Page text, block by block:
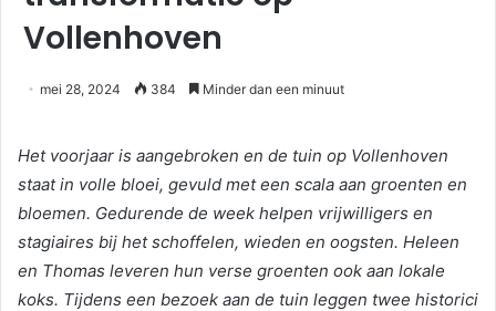
Vollenhoven
mei 28, 2024 384 Minder dan een minuut
Het voorjaar is aangebroken en de tuin op Vollenhoven
staat in volle bloei, gevuld met een scala aan groenten en
bloemen. Gedurende de week helpen vrijwilligers en
stagiaires bij het schoffelen, wieden en oogsten. Heleen
en Thomas leveren hun verse groenten ook aan lokale
koks. Tijdens een bezoek aan de tuin leggen twee historici